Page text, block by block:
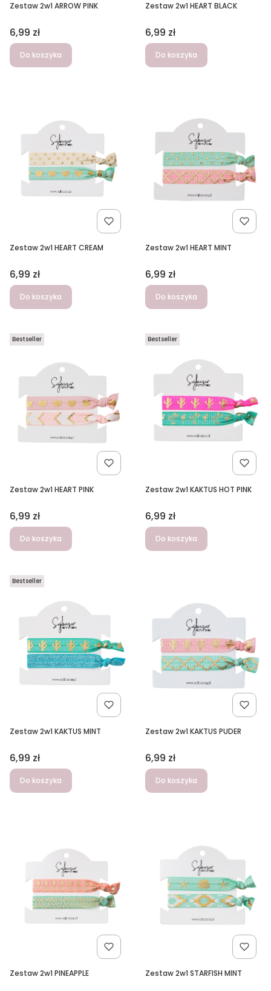
Zestaw 2w1 ARROW PINK
Cena
6,99 zł
Do koszyka
Zestaw 2w1 HEART BLACK
Cena
6,99 zł
Do koszyka
Zestaw 2w1 HEART CREAM
Cena
6,99 zł
Do koszyka
Zestaw 2w1 HEART MINT
Cena
6,99 zł
Do koszyka
Bestseller
Zestaw 2w1 HEART PINK
Cena
6,99 zł
Do koszyka
Bestseller
Zestaw 2w1 KAKTUS HOT PINK
Cena
6,99 zł
Do koszyka
Bestseller
Zestaw 2w1 KAKTUS MINT
Cena
6,99 zł
Do koszyka
Zestaw 2w1 KAKTUS PUDER
Cena
6,99 zł
Do koszyka
Zestaw 2w1 PINEAPPLE Zestaw 2w1 STARFISH MINT